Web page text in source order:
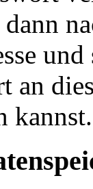
und
an
kannst.